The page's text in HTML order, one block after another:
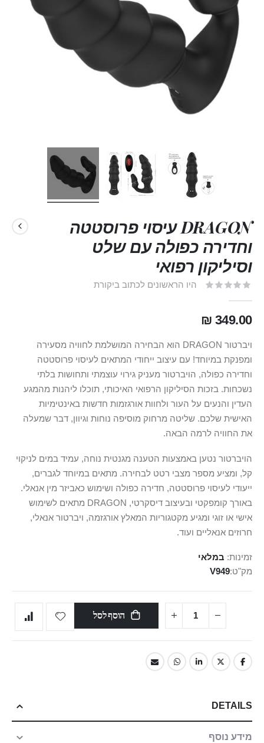
DRAGON עיסוי פרוסטטה
וחדירה כפולה עם שלט
וסיליקון רפואי
היו הראשונים לכתוב ביקורת
349.00 ₪
ויברטור DRAGON הוא הבחירה המושלמת לחוויה מסעירה
ומפנקת במיוחד! עם עיצוב ייחודי המתאים לעיסוי פרוסטטה
וחדירה כפולה, הויברטור מעניק גירוי עוצמתי ותחושות בלתי
נשכחות. בזכות הסיליקון הרפואי האיכותי, תוכלו ליהנות מהמגע
העדין והנעים על העור ולחוות אורגזמות חדשות באינטימיות
האישית שלכם. שליטה מרחוק מוסיפה נוחות וגיוון, דבר שמעלה
את החוויה לרמה הבאה.
הויברטור נטען באמצעות הטענה מגנטית נוחה, עמיד במים לניקוי
קל, ומציע מספר מצבי רטט לבחירה. מתאים במיוחד לגברים,
ייעודי לעיסוי פרוסטטה, חדירה כפולה ושימוש כאביזר מין אנאלי.
באורך קומפקטי ובעיצוב דיסקרטי, DRAGON מתאים לשימוש
אישי או זוגי ומגיע מקטגוריות המאלץ אורגזמה, ויברטור אנאלי,
חרוזים אנאליים ועוד.
זמינות: במלאי
מק"ט V949
הוסף לסל
DETAILS
מידע נוסף